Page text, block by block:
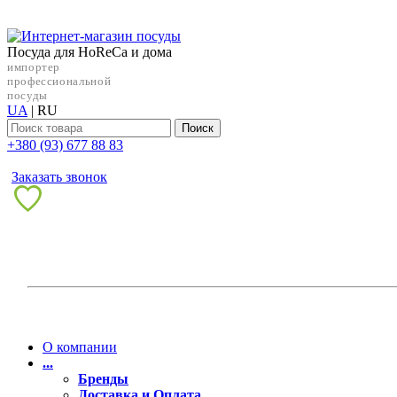
Посуда для HoReCa и дома
импортер
профессиональной
посуды
UA | RU
Поиск
+38‎0 (93) 677 88 83
Заказать звонок
О компании
...
Бренды